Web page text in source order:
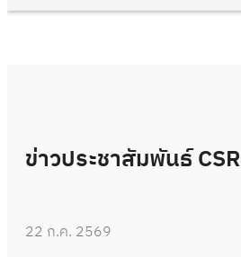
ข่าวประชาสัมพันธ์ CSR
22 ก.ค. 2569